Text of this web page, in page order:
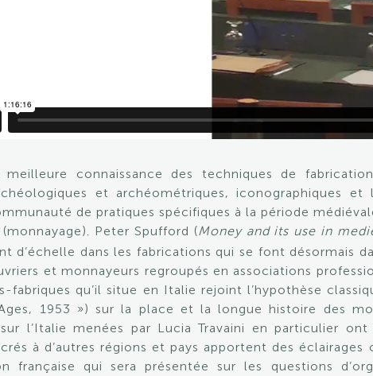
connaissance des techniques de
et archéométriques, iconographiques
de pratiques spécifiques à la période
Peter Spufford (Money and its use in
d’échelle dans les fabrications qui se font désormais
et monnayeurs regroupés en associations
fabriques qu’il situe en Italie rejoint l’hypothèse
1953 ») sur la place et la longue histoire des
l’Italie menées par Lucia Travaini en particulier
à d’autres régions et pays apportent des
française qui sera présentée sur les questions